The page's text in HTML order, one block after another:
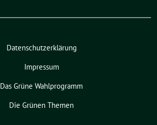
Datenschutzerklärung
Impressum
Das Grüne Wahlprogramm
Die Grünen Themen